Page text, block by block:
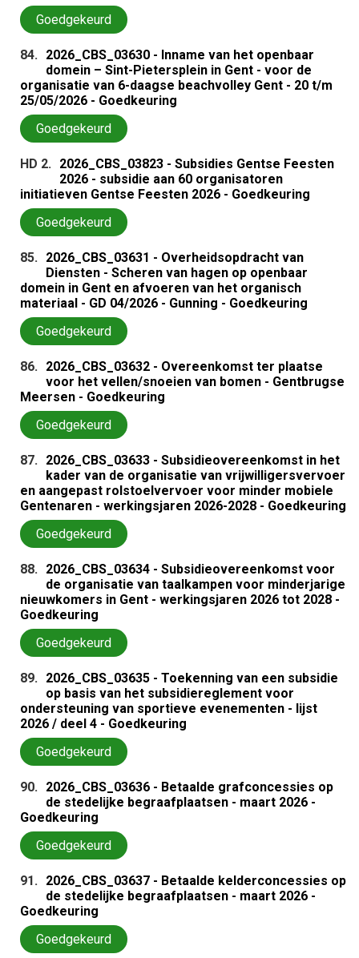
Goedgekeurd
84. 2026_CBS_03630 - Inname van het openbaar
domein – Sint-Pietersplein in Gent - voor de
organisatie van 6-daagse beachvolley Gent - 20 t/m
25/05/2026 - Goedkeuring
Goedgekeurd
HD 2. 2026_CBS_03823 - Subsidies Gentse Feesten
2026 - subsidie aan 60 organisatoren
initiatieven Gentse Feesten 2026 - Goedkeuring
Goedgekeurd
85. 2026_CBS_03631 - Overheidsopdracht van
Diensten - Scheren van hagen op openbaar
domein in Gent en afvoeren van het organisch
materiaal - GD 04/2026 - Gunning - Goedkeuring
Goedgekeurd
86. 2026_CBS_03632 - Overeenkomst ter plaatse
voor het vellen/snoeien van bomen - Gentbrugse
Meersen - Goedkeuring
Goedgekeurd
87. 2026_CBS_03633 - Subsidieovereenkomst in het
kader van de organisatie van vrijwilligersvervoer
en aangepast rolstoelvervoer voor minder mobiele
Gentenaren - werkingsjaren 2026-2028 - Goedkeuring
Goedgekeurd
88. 2026_CBS_03634 - Subsidieovereenkomst voor
de organisatie van taalkampen voor minderjarige
nieuwkomers in Gent - werkingsjaren 2026 tot 2028 -
Goedkeuring
Goedgekeurd
89. 2026_CBS_03635 - Toekenning van een subsidie
op basis van het subsidiereglement voor
ondersteuning van sportieve evenementen - lijst
2026 / deel 4 - Goedkeuring
Goedgekeurd
90. 2026_CBS_03636 - Betaalde grafconcessies op
de stedelijke begraafplaatsen - maart 2026 -
Goedkeuring
Goedgekeurd
91. 2026_CBS_03637 - Betaalde kelderconcessies op
de stedelijke begraafplaatsen - maart 2026 -
Goedkeuring
Goedgekeurd